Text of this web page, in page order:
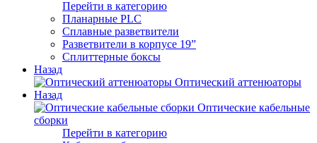
Перейти в категорию
Планарные PLC
Сплавные разветвители
Разветвители в корпусе 19”
Сплиттерные боксы
Назад
Оптический аттенюаторы
Назад
Оптические кабельные
сборки
Перейти в категорию